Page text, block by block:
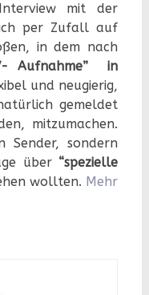
mit der
ich per Zufall auf
in dem nach
Aufnahme” in
und neugierig,
gemeldet
mitzumachen.
Sender, sondern
über “spezielle
wollten. Mehr